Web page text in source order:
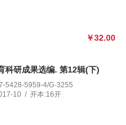
￥32.00
科研成果选编. 第12辑(下)
5428-5959-4/G·3255
10 / 开本:16开